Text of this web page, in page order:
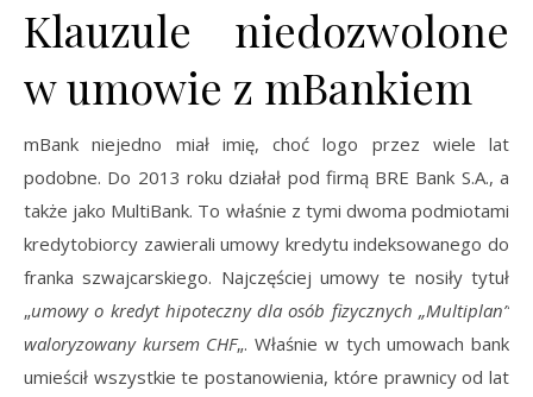
Klauzule niedozwolone
w umowie z mBankiem
mBank niejedno miał imię, choć logo przez wiele lat
podobne. Do 2013 roku działał pod firmą BRE Bank S.A., a
także jako MultiBank. To właśnie z tymi dwoma podmiotami
kredytobiorcy zawierali umowy kredytu indeksowanego do
franka szwajcarskiego. Najczęściej umowy te nosiły tytuł
„umowy o kredyt hipoteczny dla osób fizycznych „Multiplan”
waloryzowany kursem CHF„. Właśnie w tych umowach bank
umieścił wszystkie te postanowienia, które prawnicy od lat